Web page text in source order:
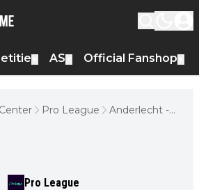
AS Official Fanshop
Pro League
Anderlecht -
Pro League